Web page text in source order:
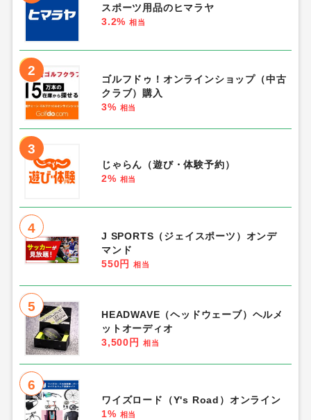
スポーツ用品のヒマラヤ
3.2% 相当
2
ゴルフドゥ！オンラインショップ（中古
クラブ）購入
3% 相当
3
じゃらん（遊び・体験予約）
2% 相当
4
J SPORTS（ジェイスポーツ）オンデ
マンド
550円
相当
5
HEADWAVE（ヘッドウェーブ）ヘルメ
ットオーディオ
3,500円
相当
6
ワイズロード（Y's Road）オンライン
1% 相当